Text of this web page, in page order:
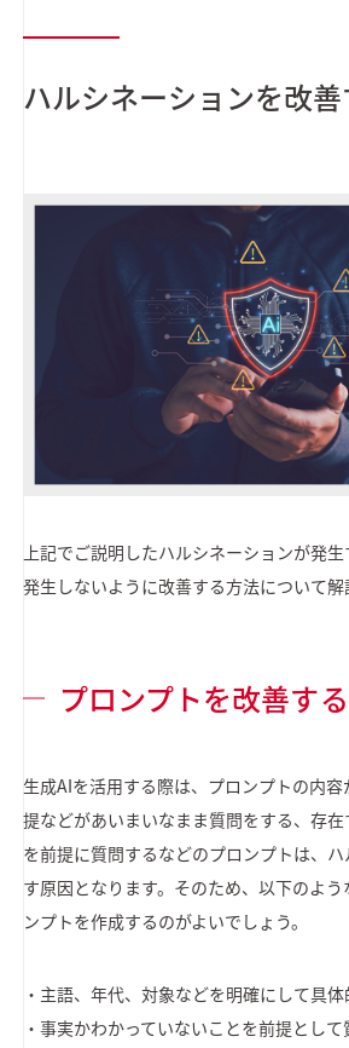
ハルシネーションを改
上記でご説明したハルシネーションが発生
発生しないように改善する方法について解
プロンプトを改善する
生成AIを活用する際は、プロンプトの内
提などがあいまいなまま質問をする、存
を前提に質問するなどのプロンプトは、
す原因となります。そのため、以下のよ
ンプトを作成するのがよいでしょう。
・主語、年代、対象などを明確にして具
・事実かわかっていないことを前提とし